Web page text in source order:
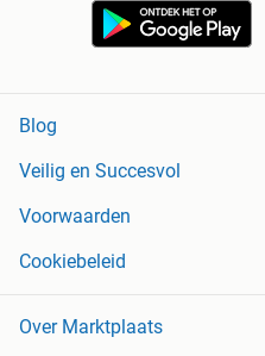
Blog
Veilig en Succesvol
Voorwaarden
Cookiebeleid
Over Marktplaats